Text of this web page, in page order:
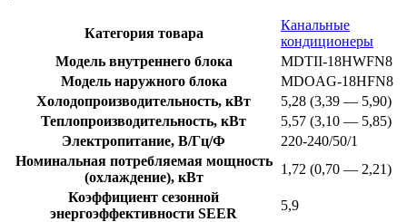
Категория товара
Канальные
кондиционеры
Модель внутреннего блока
MDTII-18HWFN8
Модель наружного блока
MDOAG-18HFN8
Холодопроизводительность, кВт
5,28 (3,39 — 5,90)
Теплопроизводительность, кВт
5,57 (3,10 — 5,85)
Электропитание, В/Гц/Ф
220-240/50/1
Номинальная потребляемая мощность
(охлаждение), кВт
1,72 (0,70 — 2,21)
Коэффициент сезонной
энергоэффективности SEER
5,9